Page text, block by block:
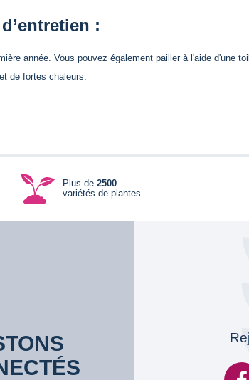
:
année. Vous pouvez également pailler à l'aide d'une
de fortes chaleurs.
Plus de 2500
variétés de plantes